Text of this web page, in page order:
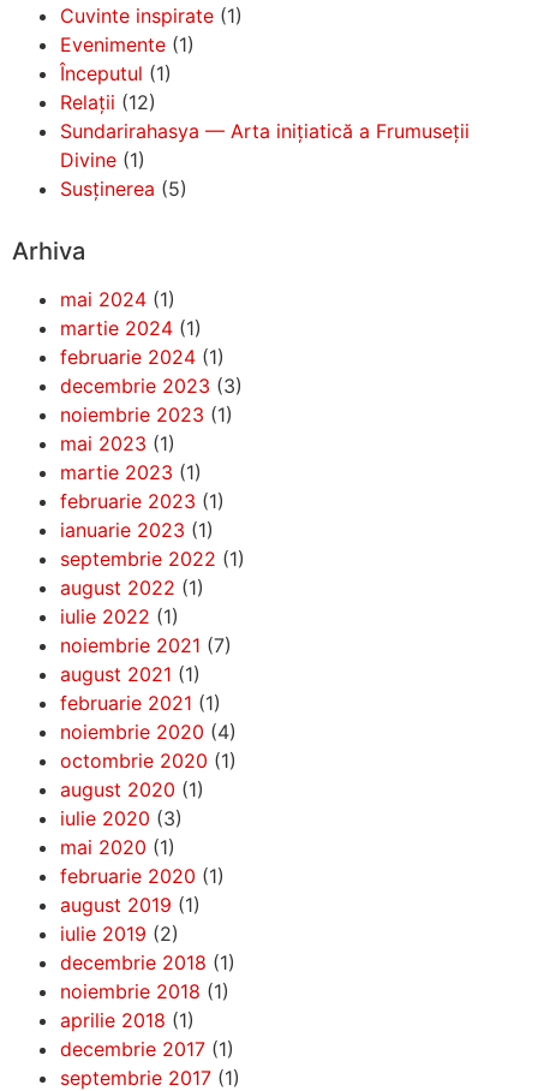
Cuvinte inspirate (1)
Evenimente (1)
Începutul (1)
Relații (12)
Sundarirahasya — Arta inițiatică a Frumuseții
Divine (1)
Susținerea (5)
Arhiva
mai 2024 (1)
martie 2024 (1)
februarie 2024 (1)
decembrie 2023 (3)
noiembrie 2023 (1)
mai 2023 (1)
martie 2023 (1)
februarie 2023 (1)
ianuarie 2023 (1)
septembrie 2022 (1)
august 2022 (1)
iulie 2022 (1)
noiembrie 2021 (7)
august 2021 (1)
februarie 2021 (1)
noiembrie 2020 (4)
octombrie 2020 (1)
august 2020 (1)
iulie 2020 (3)
mai 2020 (1)
februarie 2020 (1)
august 2019 (1)
iulie 2019 (2)
decembrie 2018 (1)
noiembrie 2018 (1)
aprilie 2018 (1)
decembrie 2017 (1)
septembrie 2017 (1)